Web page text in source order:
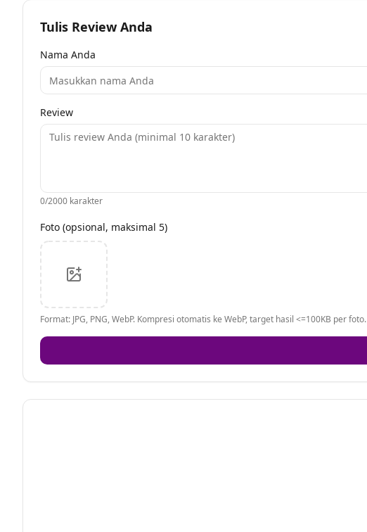
Tulis Review Anda
Nama Anda
Review
0/2000 karakter
Foto (opsional, maksimal 5)
Format: JPG, PNG, WebP. Kompresi otomatis ke WebP, target hasil <=100KB per foto.